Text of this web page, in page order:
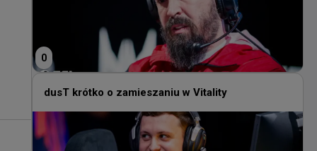
0
dusT krótko o zamieszaniu w Vitality